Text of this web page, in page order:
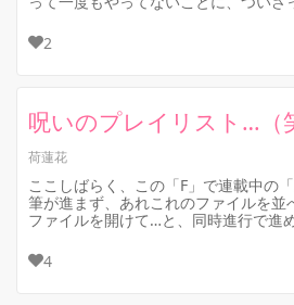
2
呪いのプレイリスト…（
荷蓮花
ここしばらく、この「F」で連載中の
筆が進まず、あれこれのファイルを
ファイルを開けて…と、同時進行で進
4